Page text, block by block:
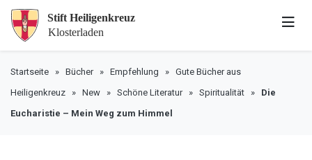
Startseite » Bücher» Empfehlung » Gute Bücher aus
Heiligenkreuz » New » Schöne Literatur» Spiritualität » Die
Eucharistie – Mein Weg zum Himmel